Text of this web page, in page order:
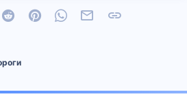
Reddit PinterestWhatsAppЭлектронная почта